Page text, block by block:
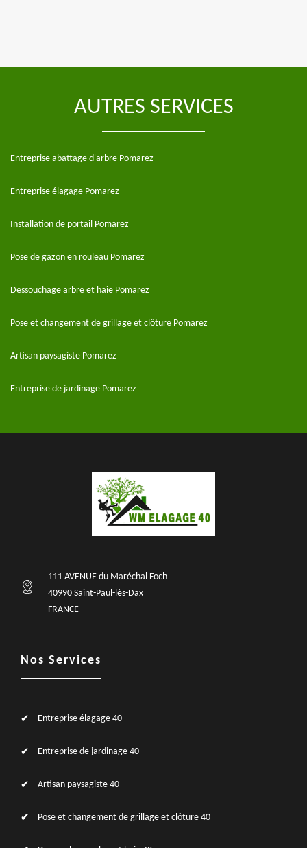
AUTRES SERVICES
Entreprise abattage d'arbre Pomarez
Entreprise élagage Pomarez
Installation de portail Pomarez
Pose de gazon en rouleau Pomarez
Dessouchage arbre et haie Pomarez
Pose et changement de grillage et clôture Pomarez
Artisan paysagiste Pomarez
Entreprise de jardinage Pomarez
111 AVENUE du Maréchal Foch
40990 Saint-Paul-lès-Dax
FRANCE
Nos Services
Entreprise élagage 40
Entreprise de jardinage 40
Artisan paysagiste 40
Pose et changement de grillage et clôture 40